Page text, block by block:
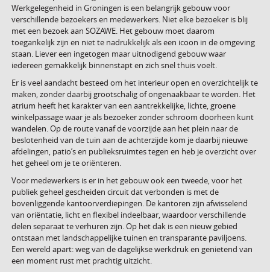
Werkgelegenheid in Groningen is een belangrijk gebouw voor
verschillende bezoekers en medewerkers. Niet elke bezoeker is blij
met een bezoek aan SOZAWE. Het gebouw moet daarom
toegankelijk zijn en niet te nadrukkelijk als een icoon in de omgeving
staan. Liever een ingetogen maar uitnodigend gebouw waar
iedereen gemakkelijk binnenstapt en zich snel thuis voelt.
Er is veel aandacht besteed om het interieur open en overzichtelijk te
maken, zonder daarbij grootschalig of ongenaakbaar te worden. Het
atrium heeft het karakter van een aantrekkelijke, lichte, groene
winkelpassage waar je als bezoeker zonder schroom doorheen kunt
wandelen. Op de route vanaf de voorzijde aan het plein naar de
beslotenheid van de tuin aan de achterzijde kom je daarbij nieuwe
afdelingen, patio’s en publieksruimtes tegen en heb je overzicht over
het geheel om je te oriënteren.
Voor medewerkers is er in het gebouw ook een tweede, voor het
publiek geheel gescheiden circuit dat verbonden is met de
bovenliggende kantoorverdiepingen. De kantoren zijn afwisselend
van oriëntatie, licht en flexibel indeelbaar, waardoor verschillende
delen separaat te verhuren zijn. Op het dak is een nieuw gebied
ontstaan met landschappelijke tuinen en transparante paviljoens.
Een wereld apart: weg van de dagelijkse werkdruk en genietend van
een moment rust met prachtig uitzicht.